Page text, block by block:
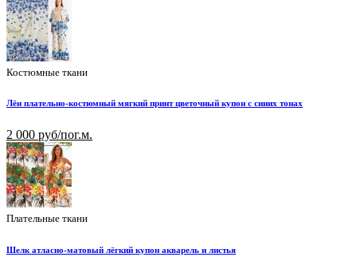
Костюмные ткани
Лён плательно-костюмный мягкий принт цветочный купон с синих тонах
2 000 руб/пог.м.
Плательные ткани
Шелк атласно-матовый лёгкий купон акварель и листья